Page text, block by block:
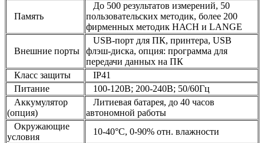
Память
До 500 результатов измерений, 50
пользовательских методик, более 200
фирменных методик НАСН и LANGE
Внешние порты
USB-порт для ПК, принтера, USB
флэш-диска, опция: программа для
передачи данных на ПК
Класс защиты
IP41
Питание
100-120В; 200-240В; 50/60Гц
Аккумулятор
(опция)
Литиевая батарея, до 40 часов
автономной работы
Окружающие
условия
10-40°C, 0-90% отн. влажности